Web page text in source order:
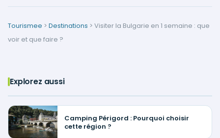
Tourismee > Destinations > Visiter la Bulgarie en 1 semaine : que
voir et que faire ?
Explorez aussi
Camping Périgord : Pourquoi choisir
cette région ?